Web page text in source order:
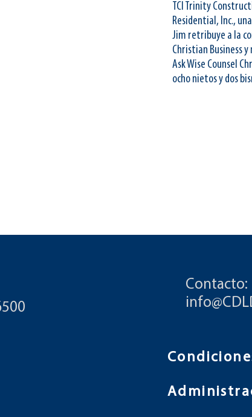
TCI Trinity
Residential, Inc.,
Jim retribuye a la
Christian Business
Ask Wise Counsel
ocho nietos y dos
Contacto: